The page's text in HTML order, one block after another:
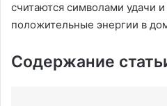
считаются символами удачи
положительные энергии в
Содержание